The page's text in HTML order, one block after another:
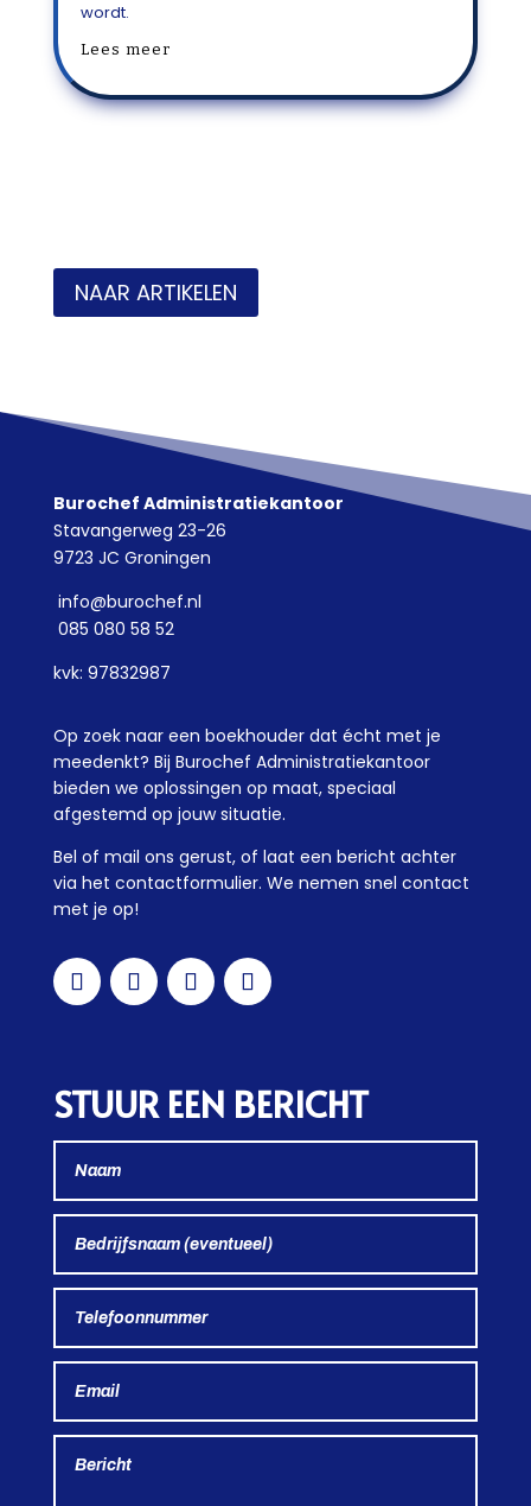
wordt.
Lees meer
NAAR ARTIKELEN
Burochef Administratiekantoor
Stavangerweg 23-26
9723 JC Groningen
info@burochef.nl
085 080 58 52
kvk: 97832987
Op zoek naar een boekhouder dat écht met je
meedenkt? Bij Burochef Administratiekantoor
bieden we oplossingen op maat, speciaal
afgestemd op jouw situatie.
Bel of mail ons gerust, of laat een bericht achter
via het contactformulier. We nemen snel contact
met je op!
STUUR EEN BERICHT